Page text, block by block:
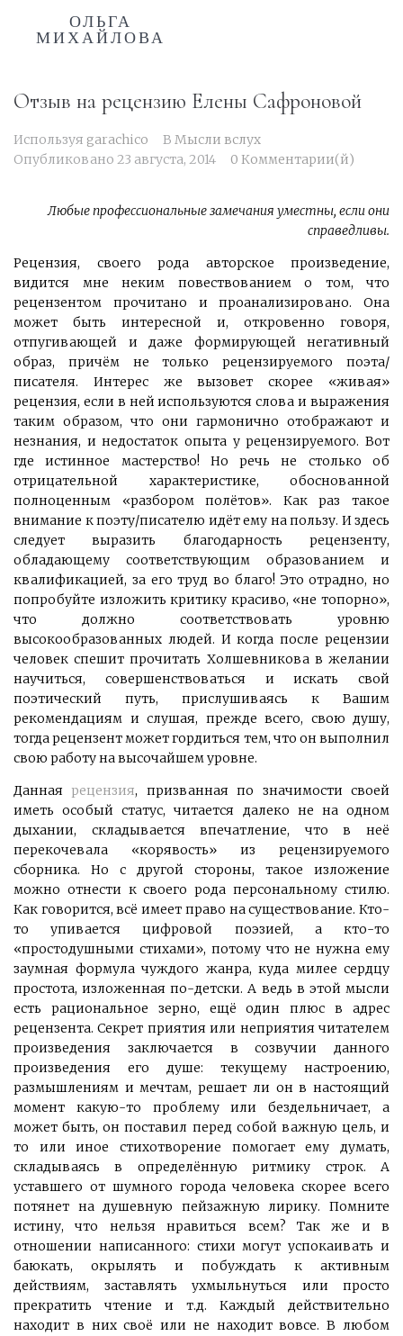
ОЛЬГА
МИХАЙЛОВА
Отзыв на рецензию Елены Сафроновой
Используя garachico В Мысли вслух
Опубликовано 23 августа, 2014 0 Комментарии(й)
Любые профессиональные замечания уместны, если они
справедливы.
Рецензия, своего рода авторское произведение,
видится мне неким повествованием о том, что
рецензентом прочитано и проанализировано. Она
может быть интересной и, откровенно говоря,
отпугивающей и даже формирующей негативный
образ, причём не только рецензируемого поэта/
писателя. Интерес же вызовет скорее «живая»
рецензия, если в ней используются слова и выражения
таким образом, что они гармонично отображают и
незнания, и недостаток опыта у рецензируемого. Вот
где истинное мастерство! Но речь не столько об
отрицательной характеристике, обоснованной
полноценным «разбором полётов». Как раз такое
внимание к поэту/писателю идёт ему на пользу. И здесь
следует выразить благодарность рецензенту,
обладающему соответствующим образованием и
квалификацией, за его труд во благо! Это отрадно, но
попробуйте изложить критику красиво, «не топорно»,
что должно соответствовать уровню
высокообразованных людей. И когда после рецензии
человек спешит прочитать Холшевникова в желании
научиться, совершенствоваться и искать свой
поэтический путь, прислушиваясь к Вашим
рекомендациям и слушая, прежде всего, свою душу,
тогда рецензент может гордиться тем, что он выполнил
свою работу на высочайшем уровне.
Данная рецензия, призванная по значимости своей
иметь особый статус, читается далеко не на одном
дыхании, складывается впечатление, что в неё
перекочевала «корявость» из рецензируемого
сборника. Но с другой стороны, такое изложение
можно отнести к своего рода персональному стилю.
Как говорится, всё имеет право на существование. Кто-
то упивается цифровой поэзией, а кто-то
«простодушными стихами», потому что не нужна ему
заумная формула чуждого жанра, куда милее сердцу
простота, изложенная по-детски. А ведь в этой мысли
есть рациональное зерно, ещё один плюс в адрес
рецензента. Секрет приятия или неприятия читателем
произведения заключается в созвучии данного
произведения его душе: текущему настроению,
размышлениям и мечтам, решает ли он в настоящий
момент какую-то проблему или бездельничает, а
может быть, он поставил перед собой важную цель, и
то или иное стихотворение помогает ему думать,
складываясь в определённую ритмику строк. А
уставшего от шумного города человека скорее всего
потянет на душевную пейзажную лирику. Помните
истину, что нельзя нравиться всем? Так же и в
отношении написанного: стихи могут успокаивать и
баюкать, окрылять и побуждать к активным
действиям, заставлять ухмыльнуться или просто
прекратить чтение и т.д. Каждый действительно
находит в них своё или не находит вовсе. В любом